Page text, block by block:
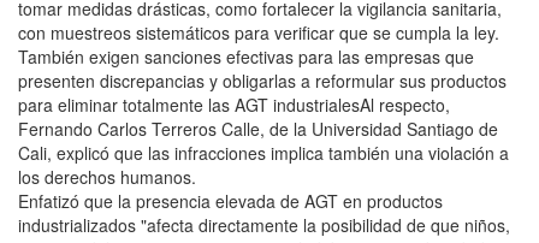
tomar medidas drásticas, como fortalecer la vigilancia sanitaria,
con muestreos sistemáticos para verificar que se cumpla la ley.
También exigen sanciones efectivas para las empresas que
presenten discrepancias y obligarlas a reformular sus productos
para eliminar totalmente las AGT industrialesAl respecto,
Fernando Carlos Terreros Calle, de la Universidad Santiago de
Cali, explicó que las infracciones implica también una violación a
los derechos humanos.
Enfatizó que la presencia elevada de AGT en productos
industrializados "afecta directamente la posibilidad de que niños,